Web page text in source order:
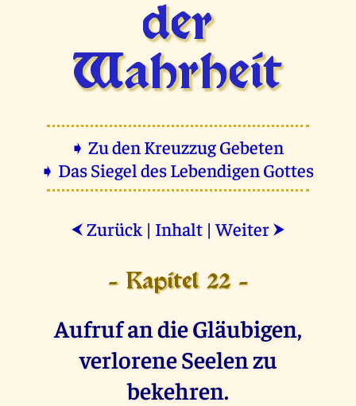
der
Wahrheit
➧ Zu den Kreuzzug Gebeten
➧ Das Siegel des Lebendigen Gottes
⮜ Zurück | Inhalt |Weiter ⮞
- Kapitel 22 -
Aufruf an die Gläubigen,
verlorene Seelen zu
bekehren.